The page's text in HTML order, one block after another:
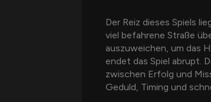
Der Reiz dieses Spiels
viel befahrene Straße
auszuweichen, um das
endet das Spiel abrupt.
zwischen Erfolg und
Geduld, Timing und